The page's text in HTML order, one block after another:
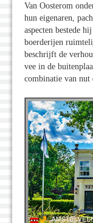
Van Oosterom
hun eigenaren,
aspecten bestede
boerderijen
beschrijft de
vee in de
combinatie van nut